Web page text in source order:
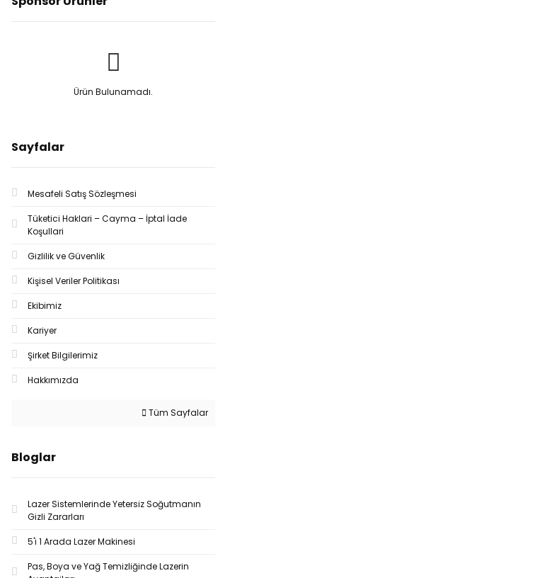
Ürün Bulunamadı.
Sayfalar
Mesafeli Satış Sözleşmesi
Tüketici Haklari – Cayma – İptal İade
Koşullari
Gizlilik ve Güvenlik
Kişisel Veriler Politikası
Ekibimiz
Kariyer
Şirket Bilgilerimiz
Hakkımızda
Tüm Sayfalar
Bloglar
Lazer Sistemlerinde Yetersiz Soğutmanın
Gizli Zararları
5'i 1 Arada Lazer Makinesi
Pas, Boya ve Yağ Temizliğinde Lazerin